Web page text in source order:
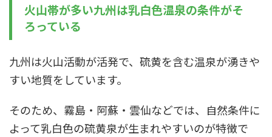
火山帯が多い九州は乳白色温泉の条件がそ
ろっている
九州は火山活動が活発で、硫黄を含む温泉が湧きや
すい地質をしています。
そのため、霧島・阿蘇・雲仙などでは、自然条件に
よって乳白色の硫黄泉が生まれやすいのが特徴で